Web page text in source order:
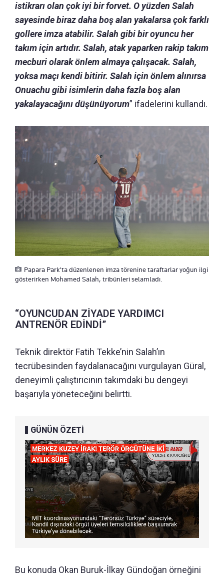
istikrarı olan çok iyi bir forvet. O yüzden Salah
sayesinde biraz daha boş alan yakalarsa çok farklı
gollere imza atabilir. Salah gibi bir oyuncu her
takım için artıdır. Salah, atak yaparken rakip takım
mecburi olarak önlem almaya çalışacak. Salah,
yoksa maçı kendi bitirir. Salah için önlem alınırsa
Onuachu gibi isimlerin daha fazla boş alan
yakalayacağını düşünüyorum” ifadelerini kullandı.
Papara Park'ta düzenlenen imza törenine taraftarlar yoğun ilgi
gösterirken Mohamed Salah, tribünleri selamladı.
“OYUNCUDAN ZİYADE YARDIMCI
ANTRENÖR EDİNDİ”
Teknik direktör Fatih Tekke’nin Salah’ın
tecrübesinden faydalanacağını vurgulayan Güral,
deneyimli çalıştırıcının takımdaki bu dengeyi
başarıyla yöneteceğini belirtti.
GÜNÜN ÖZETİ
Bu konuda Okan Buruk-İlkay Gündoğan örneğini